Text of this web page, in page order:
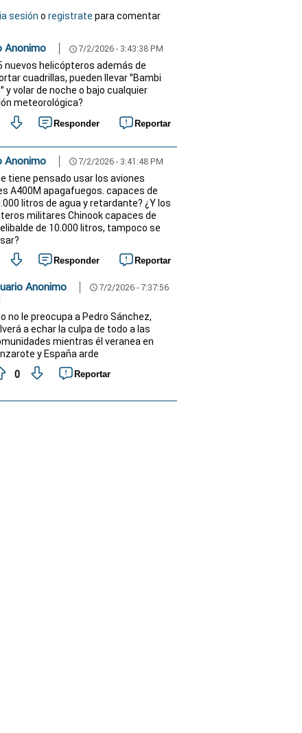
sesión o registrate para comentar
Anonimo schedule 7/2/2026 - 3:43:38 PM
nuevos helicópteros además de
cuadrillas, pueden llevar "Bambi
y volar de noche o bajo cualquier
meteorológica?
Responder Reportar
Anonimo schedule 7/2/2026 - 3:41:48 PM
tiene pensado usar los aviones
A400M apagafuegos. capaces de
litros de agua y retardante? ¿Y los
militares Chinook capaces de
de 10.000 litros, tampoco se
Responder Reportar
Anonimo schedule 7/2/2026 - 7:37:56
no le preocupa a Pedro Sánchez,
a echar la culpa de todo a las
mientras él veranea en
y España arde
0
Reportar